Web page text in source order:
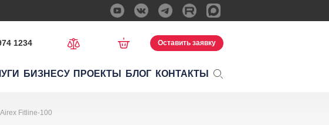
1234 Оставить заявку
БИЗНЕСУ ПРОЕКТЫ БЛОГ КОНТАКТЫ
Airex Fitline-100